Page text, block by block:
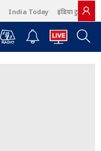
India Today इंडिया टुडे हिंदी